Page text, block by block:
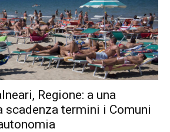
Regione: a una
scadenza termini i Comuni